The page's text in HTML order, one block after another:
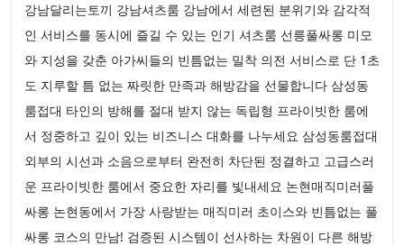
강남달리는토끼 강남셔츠룸 강남에서 세련된 분위기와 감각적
인 서비스를 동시에 즐길 수 있는 인기 셔츠룸 선릉풀싸롱 미모
와 지성을 갖춘 아가씨들의 빈틈없는 밀착 의전 서비스로 단 1초
도 지루할 틈 없는 짜릿한 만족과 해방감을 선물합니다 삼성동
룸접대 타인의 방해를 절대 받지 않는 독립형 프라이빗한 룸에
서 정중하고 깊이 있는 비즈니스 대화를 나누세요 삼성동룸접대
외부의 시선과 소음으로부터 완전히 차단된 정결하고 고급스러
운 프라이빗한 룸에서 중요한 자리를 빛내세요 논현매직미러풀
싸롱 논현동에서 가장 사랑받는 매직미러 초이스와 빈틈없는 풀
싸롱 코스의 만남! 검증된 시스템이 선사하는 차원이 다른 해방